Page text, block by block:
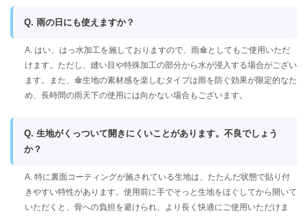
Q. 雨の日にも使えますか？
A. はい、はっ水加工を施しておりますので、雨傘としてもご使用いただ
けます。ただし、縫い目や特殊加工の部分から水が浸入する場合がござい
ます。また、傘生地の素材感を楽しむタイプは雨を防ぐ効果が限定的なた
め、長時間の雨天下の使用には向かない場合もございます。
Q. 生地がくっついて開きにくいことがあります。不良でしょう
か？
A. 特に裏面コーティングが施されている生地は、たたんだ状態で貼り付
きやすい特性があります。使用前に手でそっと生地をほぐしてから開いて
いただくと、骨への負担を避けられ、より長く快適にご使用いただけま